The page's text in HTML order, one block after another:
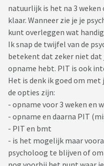
natuurlijk is het na 3
klaar. Wanneer zie je je
kunt overleggen wat handig
Ik snap de twijfel van de
betekent dat zeker niet
opname hebt. PIT is ook
Het is denk ik goed om
de opties zijn:
- opname voor 3 weken en
- opname en daarna PIT
- PIT en bmt
- is het mogelijk maar
psycholoog te blijven of